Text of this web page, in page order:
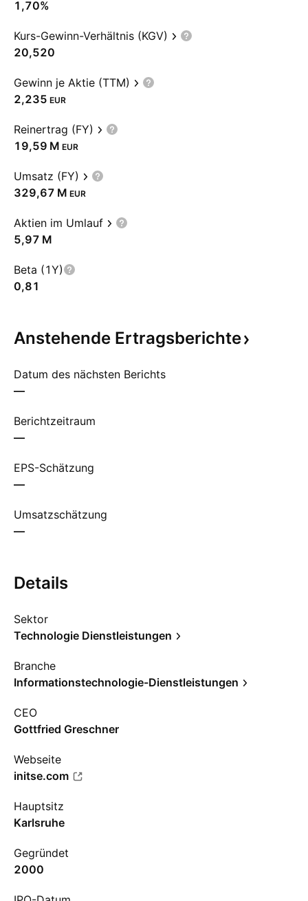
1,70%
Kurs-Gewinn-Verhältnis (KGV)
20,520
Gewinn je Aktie (TTM)
2,235 EUR
Reinertrag (FY)
‪19,59 M‬ EUR
Umsatz (FY)
‪329,67 M‬ EUR
Aktien im Umlauf
‪5,97 M‬
Beta (1Y)
0,81
Anstehende Ertragsberichte
Datum des nächsten Berichts
—
Berichtzeitraum
—
EPS-Schätzung
—
Umsatzschätzung
—
Details
Sektor
Technologie Dienstleistungen
Branche
Informationstechnologie-Dienstleistungen
CEO
Gottfried Greschner
Webseite
initse.com
Hauptsitz
Karlsruhe
Gegründet
2000